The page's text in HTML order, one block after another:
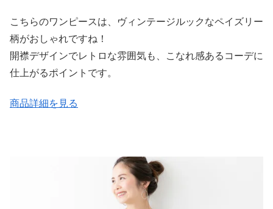
こちらのワンピースは、ヴィンテージルックなペイズリー
柄がおしゃれですね！
開襟デザインでレトロな雰囲気も、こなれ感あるコーデに
仕上がるポイントです。
商品詳細を見る